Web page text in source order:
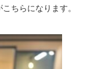
ちらになります。